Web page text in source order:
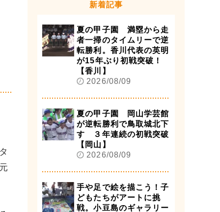
新着記事
夏の甲子園 満塁から走
者一掃のタイムリーで逆
転勝利。香川代表の英明
が15年ぶり初戦突破！
【香川】
2026/08/09
夏の甲子園 岡山学芸館
が逆転勝利で鳥取城北下
す ３年連続の初戦突破
【岡山】
2026/08/09
手や足で絵を描こう！子
どもたちがアートに挑
戦。小豆島のギャラリー